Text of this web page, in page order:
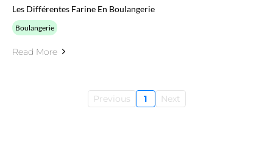
Les Différentes Farine En Boulangerie
Boulangerie
Read More
Previous 1 Next